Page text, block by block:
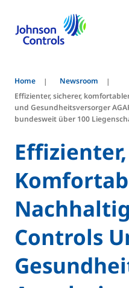
Home
Newsroom
Effizienter, sicherer,
und Gesundheitsversorger
bundesweit über 100
Controls